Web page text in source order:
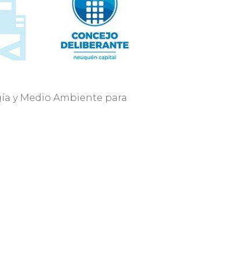
y Medio Ambiente para